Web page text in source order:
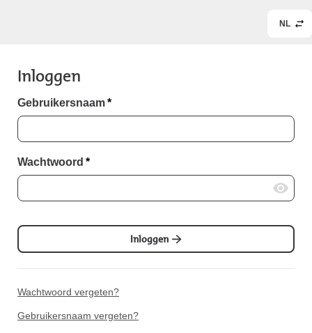
NL
Inloggen
Gebruikersnaam*
Wachtwoord *
Inloggen
Wachtwoord vergeten?
Gebruikersnaam vergeten?